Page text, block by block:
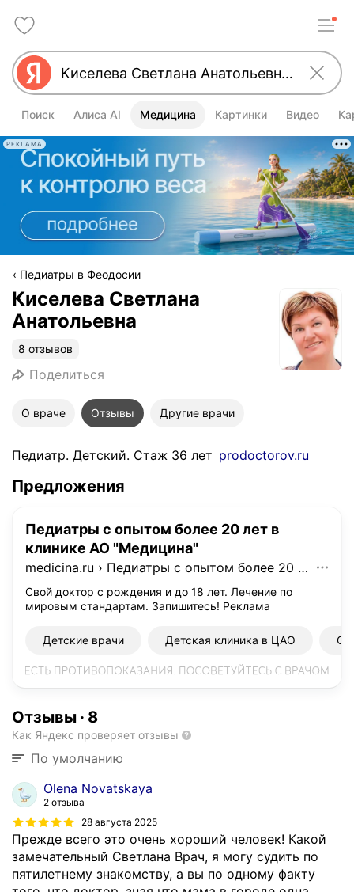
Поиск Алиса AI Медицина Картинки Видео
РЕКЛАМА
Педиатры в Феодосии
Киселева Светлана
Анатольевна
8 отзывов
Поделиться
О враче Отзывы Другие врачи
Педиатр. Детский. Стаж 36 лет prodoctorov.ru
Предложения
Педиатры с опытом более 20 лет в
клинике АО "Медицина"
medicina.ru › Педиатры с опытом более 20 лет в клинике АО "Медицина"
Свой доктор с рождения и до 18 лет. Лечение по
мировым стандартам. Запишитесь! Реклама
Детские врачи Детская клиника в ЦАО
Отзывы · 8
Как Яндекс проверяет отзывы
По умолчанию
Olena Novatskaya
2 отзыва
28 августа 2025
Прежде всего это очень хороший человек! Какой
замечательный Светлана Врач, я могу судить по
пятилетнему знакомству, а вы по одному факту